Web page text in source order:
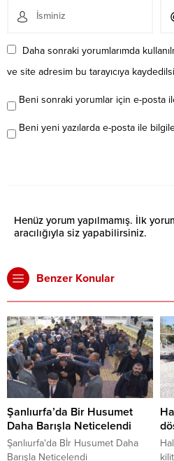
Daha sonraki yorumlarımda
ve site adresim bu tarayıcıya
Beni sonraki yorumlar için e-posta
Beni yeni yazılarda e-posta ile
Henüz yorum yapılmamış. İlk
aracılığıyla siz yapabilirsiniz.
Benzer Konular
Şanlıurfa’da Bir Husumet
Daha Barışla Neticelendi
Şanlıurfa'da Bİr Husumet Daha
Barışla Neticelendi